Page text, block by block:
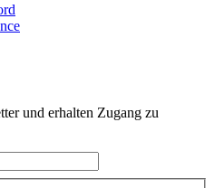
und erhalten Zugang zu